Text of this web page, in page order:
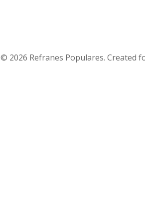
© 2026 Refranes Populares. Created